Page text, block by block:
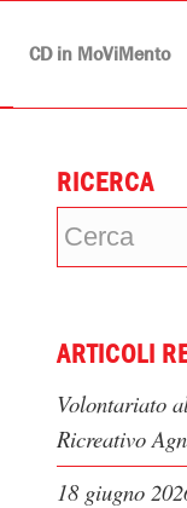
CD in MoViMento
RICERCA
ARTICOLI
Volontariato
Ricreativo
18 giugno